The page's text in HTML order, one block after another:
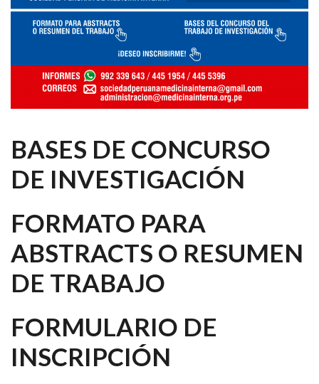
BASES DE CONCURSO
DE INVESTIGACIÓN
FORMATO PARA
ABSTRACTS O RESUMEN
DE TRABAJO
FORMULARIO DE
INSCRIPCIÓN